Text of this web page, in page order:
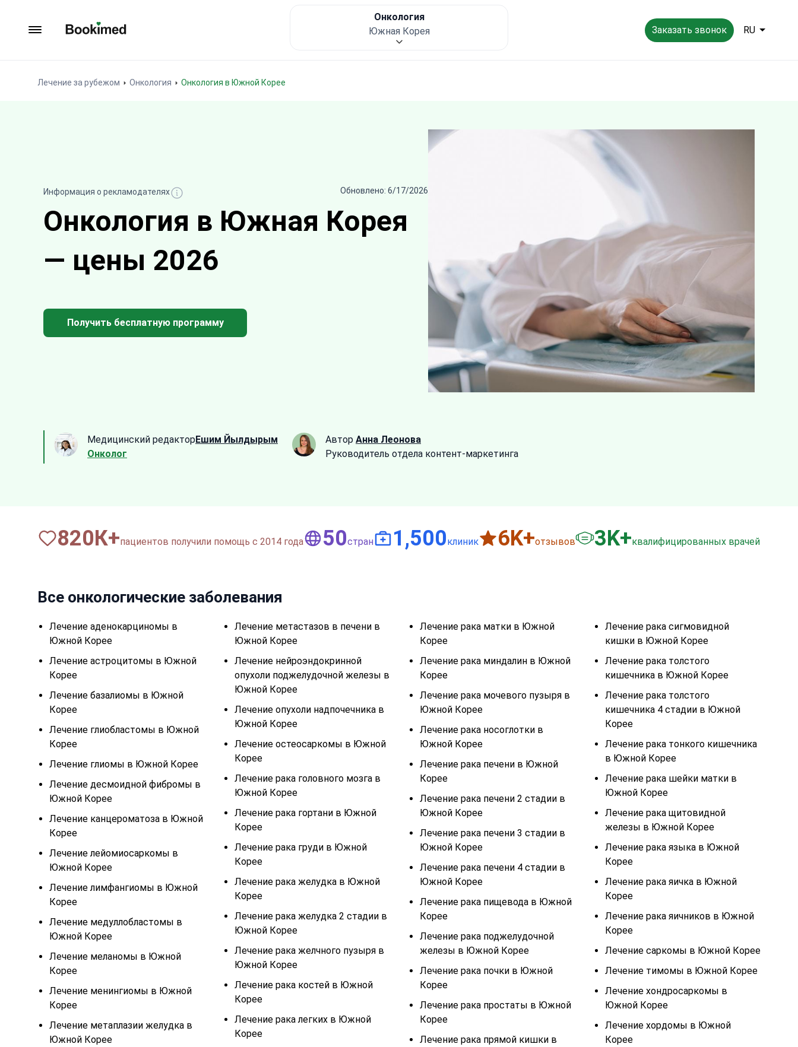
Заказать звонок RU
Лечение за рубежом Онкология Онкология в Южной Корее
Онкология
Южная Корея
Информация о рекламодателях Обновлено: 6/17/2026
Онкология в Южная Корея
— цены 2026
Получить бесплатную программу
Медицинский редакторЕшим Йылдырым
Онколог
Автор Анна Леонова
Руководитель отдела контент-маркетинга
820К+пациентов получили помощь с 2014 года 50стран 1,500клиник 6K+отзывов 3K+квалифицированных врачей
Все онкологические заболевания
Лечение аденокарциномы в
Южной Корее
Лечение астроцитомы в Южной
Корее
Лечение базалиомы в Южной
Корее
Лечение глиобластомы в Южной
Корее
Лечение глиомы в Южной Корее
Лечение десмоидной фибромы в
Южной Корее
Лечение канцероматоза в Южной
Корее
Лечение лейомиосаркомы в
Южной Корее
Лечение лимфангиомы в Южной
Корее
Лечение медуллобластомы в
Южной Корее
Лечение меланомы в Южной
Корее
Лечение менингиомы в Южной
Корее
Лечение метаплазии желудка в
Южной Корее
Лечение метастазов в печени в
Южной Корее
Лечение нейроэндокринной
опухоли поджелудочной железы в
Южной Корее
Лечение опухоли надпочечника в
Южной Корее
Лечение остеосаркомы в Южной
Корее
Лечение рака головного мозга в
Южной Корее
Лечение рака гортани в Южной
Корее
Лечение рака груди в Южной
Корее
Лечение рака желудка в Южной
Корее
Лечение рака желудка 2 стадии в
Южной Корее
Лечение рака желчного пузыря в
Южной Корее
Лечение рака костей в Южной
Корее
Лечение рака легких в Южной
Корее
Лечение рака матки в Южной
Корее
Лечение рака миндалин в Южной
Корее
Лечение рака мочевого пузыря в
Южной Корее
Лечение рака носоглотки в
Южной Корее
Лечение рака печени в Южной
Корее
Лечение рака печени 2 стадии в
Южной Корее
Лечение рака печени 3 стадии в
Южной Корее
Лечение рака печени 4 стадии в
Южной Корее
Лечение рака пищевода в Южной
Корее
Лечение рака поджелудочной
железы в Южной Корее
Лечение рака почки в Южной
Корее
Лечение рака простаты в Южной
Корее
Лечение рака прямой кишки в
Лечение рака сигмовидной
кишки в Южной Корее
Лечение рака толстого
кишечника в Южной Корее
Лечение рака толстого
кишечника 4 стадии в Южной
Корее
Лечение рака тонкого кишечника
в Южной Корее
Лечение рака шейки матки в
Южной Корее
Лечение рака щитовидной
железы в Южной Корее
Лечение рака языка в Южной
Корее
Лечение рака яичка в Южной
Корее
Лечение рака яичников в Южной
Корее
Лечение саркомы в Южной Корее
Лечение тимомы в Южной Корее
Лечение хондросаркомы в
Южной Корее
Лечение хордомы в Южной
Корее